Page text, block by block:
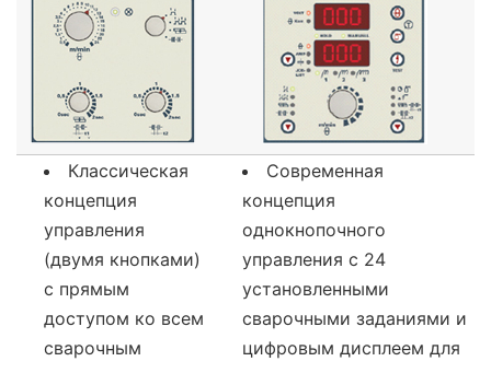
Классическая
концепция
управления
(двумя кнопками)
с прямым
доступом ко всем
сварочным
Современная
концепция
однокнопочного
управления с 24
установленными
сварочными заданиями и
цифровым дисплеем для